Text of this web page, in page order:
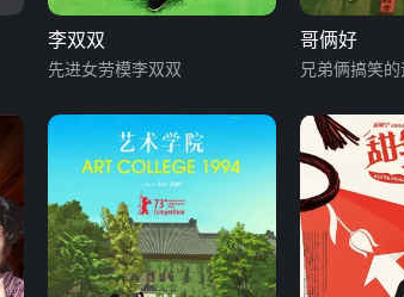
李双双
先进女劳模李双双
哥俩好
兄弟俩搞笑